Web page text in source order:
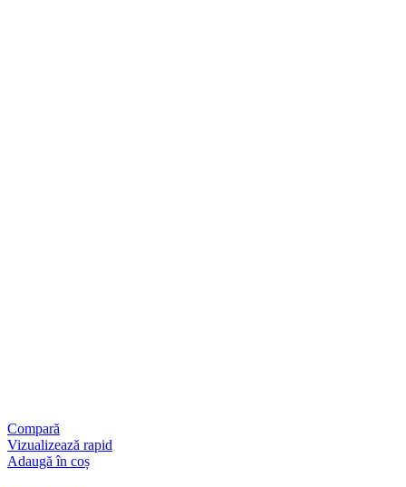
Compară
Vizualizează rapid
Adaugă în coș